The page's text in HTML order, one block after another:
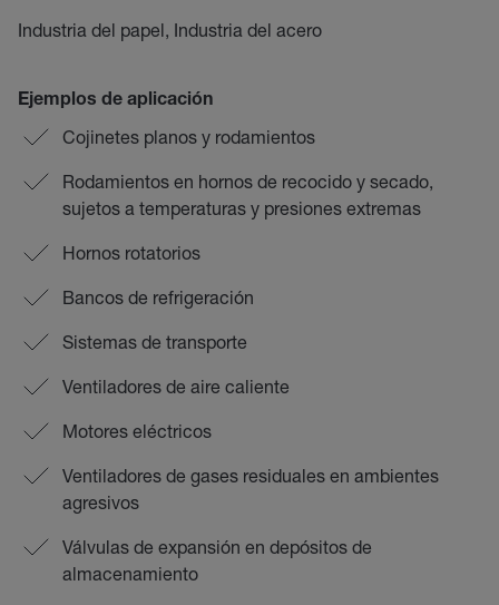
Industria del papel, Industria del acero
Ejemplos de aplicación
Cojinetes planos y rodamientos
Rodamientos en hornos de recocido y secado,
sujetos a temperaturas y presiones extremas
Hornos rotatorios
Bancos de refrigeración
Sistemas de transporte
Ventiladores de aire caliente
Motores eléctricos
Ventiladores de gases residuales en ambientes
agresivos
Válvulas de expansión en depósitos de
almacenamiento